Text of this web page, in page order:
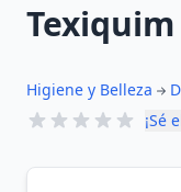
Texiquim
Higiene y Belleza
¡Sé